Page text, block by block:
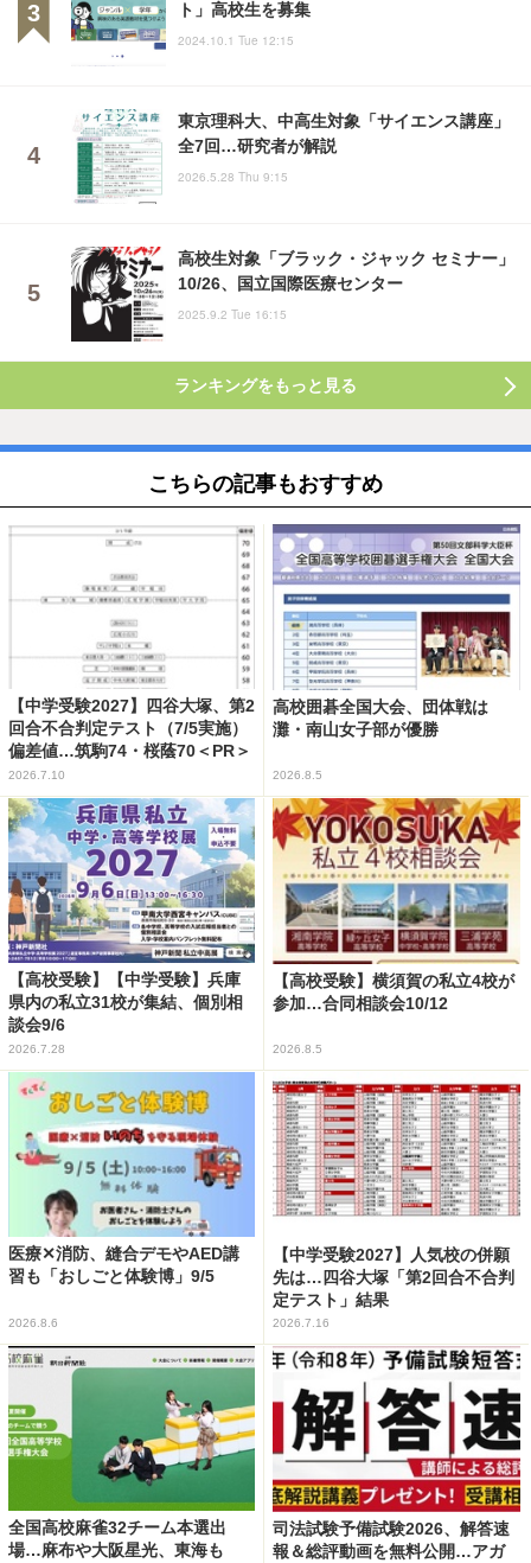
ト」高校生を募集
2024.10.1 Tue 12:15
東京理科大、中高生対象「サイエンス講座」
全7回…研究者が解説
2026.5.28 Thu 9:15
高校生対象「ブラック・ジャック セミナー」
10/26、国立国際医療センター
2025.9.2 Tue 16:15
ランキングをもっと見る
こちらの記事もおすすめ
【中学受験2027】四谷大塚、第2
回合不合判定テスト（7/5実施）
偏差値…筑駒74・桜蔭70＜PR＞
2026.7.10
高校囲碁全国大会、団体戦は
灘・南山女子部が優勝
2026.8.5
【高校受験】【中学受験】兵庫
県内の私立31校が集結、個別相
談会9/6
2026.7.28
【高校受験】横須賀の私立4校が
参加…合同相談会10/12
2026.8.5
医療✕消防、縫合デモやAED講
習も「おしごと体験博」9/5
2026.8.6
【中学受験2027】人気校の併願
先は…四谷大塚「第2回合不合判
定テスト」結果
2026.7.16
全国高校麻雀32チーム本選出
場…麻布や大阪星光、東海も
司法試験予備試験2026、解答速
報＆総評動画を無料公開…アガ